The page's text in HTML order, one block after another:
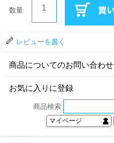
数量
レビューを書く
商品についてのお問い合わせ
お気に入りに登録
商品検索
マイページ